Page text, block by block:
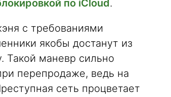
по iCloud.
с требованиями
якобы достанут из
Такой маневр сильно
перепродаже, ведь на
сеть процветает